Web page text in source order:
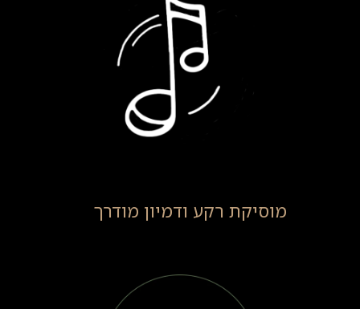
מוסיקת רקע ודמיון מודרך